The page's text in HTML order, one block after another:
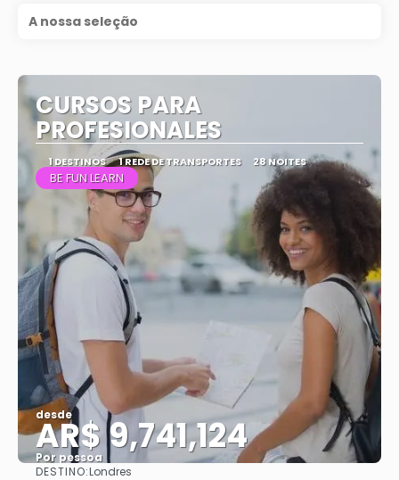
A nossa seleção
CURSOS PARA
PROFESIONALES
1 DESTINOS 1 REDE DE TRANSPORTES 28 NOITES
BE FUN LEARN
desde
AR$ 9,741,124
Por pessoa
DESTINO:Londres